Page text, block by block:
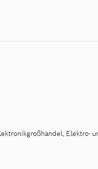
Elektro-